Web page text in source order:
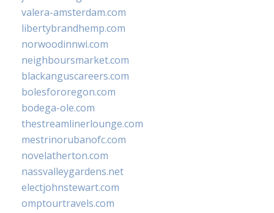
valera-amsterdam.com
libertybrandhemp.com
norwoodinnwi.com
neighboursmarket.com
blackanguscareers.com
bolesfororegon.com
bodega-ole.com
thestreamlinerlounge.com
mestrinorubanofc.com
novelatherton.com
nassvalleygardens.net
electjohnstewart.com
omptourtravels.com